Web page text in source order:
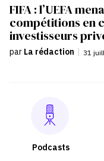
FIFA : l’UEFA
compétitions en
investisseurs
par La rédaction | 31
Podcasts